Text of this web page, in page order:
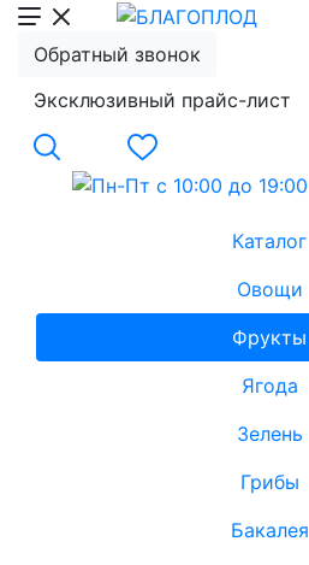
Обратный звонок
Эксклюзивный прайс-лист
Каталог
Овощи
Фрукты
Ягода
Зелень
Грибы
Бакалея